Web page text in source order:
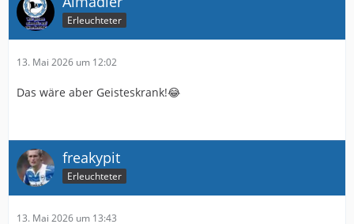
Erleuchteter
13. Mai 2026 um 12:02
Das wäre aber Geisteskrank!😂
freakypit
Erleuchteter
13. Mai 2026 um 13:43